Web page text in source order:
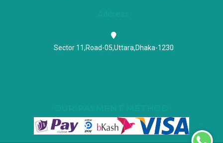
Sector 11,Road-05,Uttara,Dhaka-1230